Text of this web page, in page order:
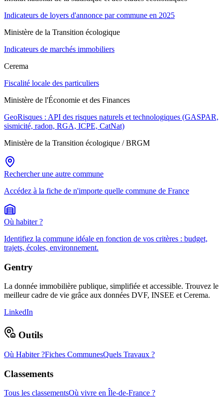
Indicateurs de loyers d'annonce par commune en 2025
Ministère de la Transition écologique
Indicateurs de marchés immobiliers
Cerema
Fiscalité locale des particuliers
Ministère de l'Économie et des Finances
GeoRisques : API des risques naturels et technologiques (GASPAR,
sismicité, radon, RGA, ICPE, CatNat)
Ministère de la Transition écologique / BRGM
Rechercher une autre commune
Accédez à la fiche de n'importe quelle commune de France
Où habiter ?
Identifiez la commune idéale en fonction de vos critères : budget,
trajets, écoles, environnement.
Gentry
La donnée immobilière publique, simplifiée et accessible. Trouvez le
meilleur cadre de vie grâce aux données DVF, INSEE et Cerema.
LinkedIn
Outils
Où Habiter ?Fiches CommunesQuels Travaux ?
Classements
Tous les classementsOù vivre en Île-de-France ?